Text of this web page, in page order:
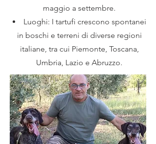
maggio a settembre.
Luoghi: I tartufi crescono spontanei
in boschi e terreni di diverse regioni
italiane, tra cui Piemonte, Toscana,
Umbria, Lazio e Abruzzo.